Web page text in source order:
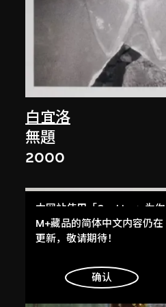
白宜洛
無題
2000
本网站使用「Cookies」为你
提供最好的网站体验。
了解更多
明白
M+藏品的简体中文内容仍在
更新，敬请期待！
确认